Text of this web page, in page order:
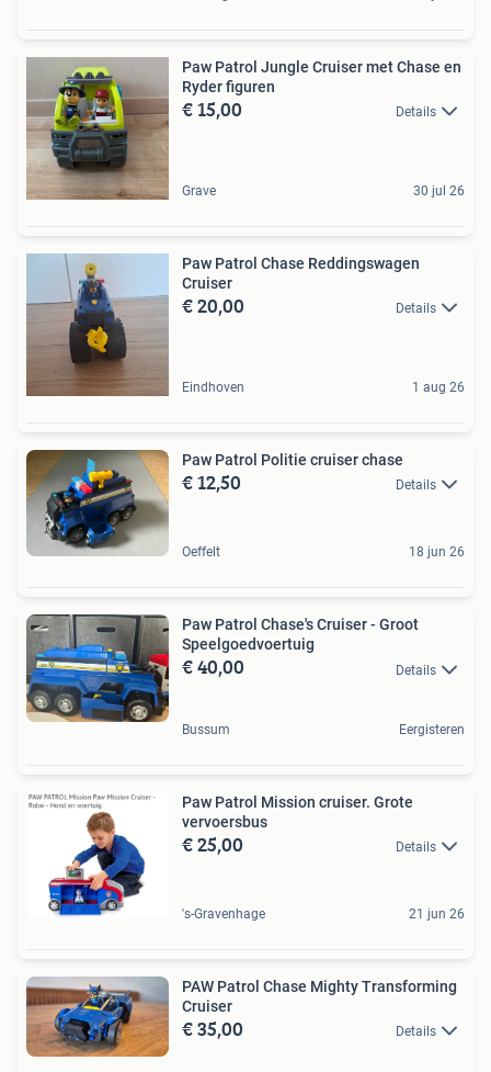
Paw Patrol Jungle Cruiser met Chase en
Ryder figuren
€ 15,00 Details
Grave 30 jul 26
Paw Patrol Chase Reddingswagen
Cruiser
€ 20,00 Details
Eindhoven 1 aug 26
Paw Patrol Politie cruiser chase
€ 12,50 Details
Oeffelt 18 jun 26
Paw Patrol Chase's Cruiser - Groot
Speelgoedvoertuig
€ 40,00 Details
Bussum Eergisteren
Paw Patrol Mission cruiser. Grote
vervoersbus
€ 25,00 Details
's-Gravenhage 21 jun 26
PAW Patrol Chase Mighty Transforming
Cruiser
€ 35,00 Details